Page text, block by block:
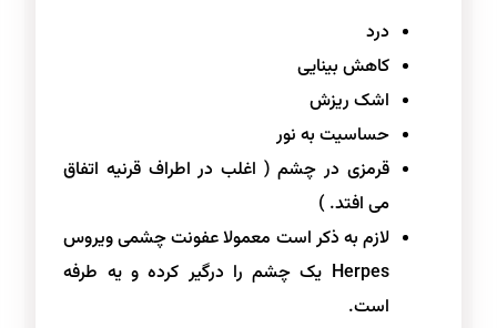
درد
کاهش بینایی
اشک ریزش
حساسیت به نور
قرمزی در چشم ( اغلب در اطراف قرنیه اتفاق
می افتد. )
لازم به ذکر است معمولا عفونت چشمی ویروس
Herpes یک چشم را درگیر کرده و یه طرفه
است.